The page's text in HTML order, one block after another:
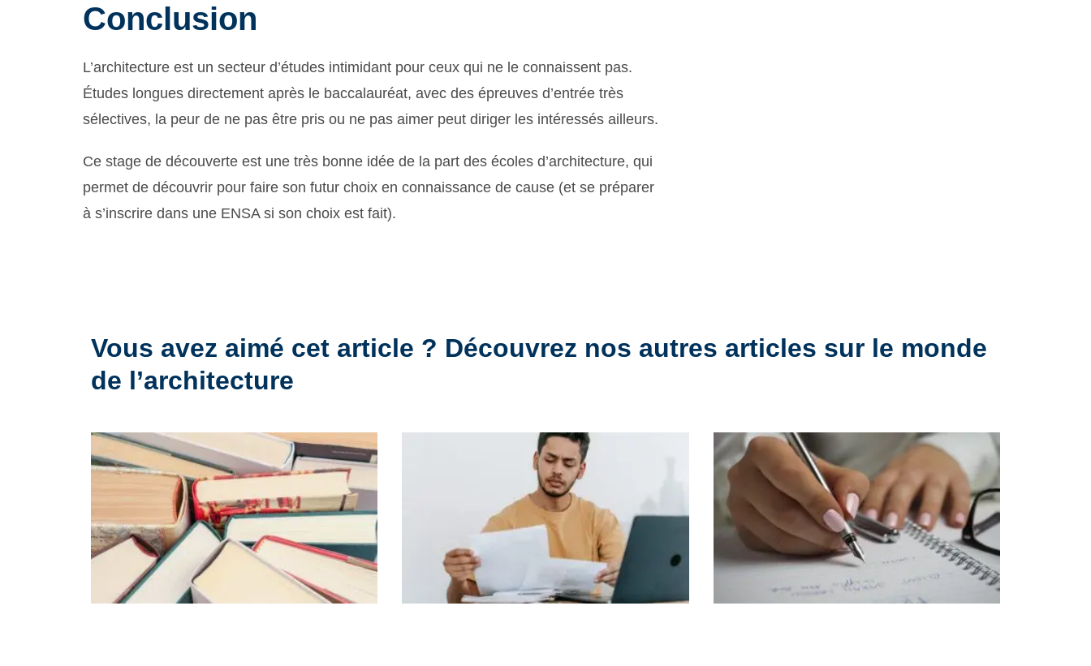
Conclusion
L’architecture est un secteur d’études intimidant pour ceux qui ne le connaissent pas.
Études longues directement après le baccalauréat, avec des épreuves d’entrée très
sélectives, la peur de ne pas être pris ou ne pas aimer peut diriger les intéressés ailleurs.
Ce stage de découverte est une très bonne idée de la part des écoles d’architecture, qui
permet de découvrir pour faire son futur choix en connaissance de cause (et se préparer
à s’inscrire dans une ENSA si son choix est fait).
Vous avez aimé cet article ? Découvrez nos autres articles sur le monde
de l’architecture